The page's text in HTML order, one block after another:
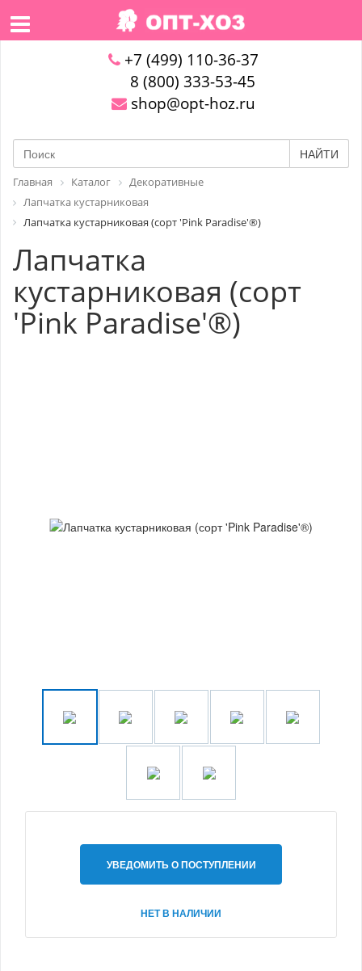
+7 (499) 110-36-37
8 (800) 333-53-45
shop@opt-hoz.ru
НАЙТИ
Главная Каталог
Декоративные
Лапчатка кустарниковая
Лапчатка кустарниковая (сорт 'Pink Paradise'®)
Лапчатка
кустарниковая (сорт
'Pink Paradise'®)
УВЕДОМИТЬ О ПОСТУПЛЕНИИ
НЕТ В НАЛИЧИИ